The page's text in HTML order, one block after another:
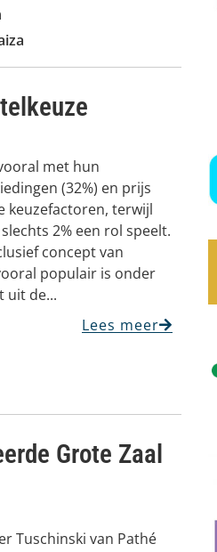
met hun
(32%) en prijs
keuzefactoren, terwijl
2% een rol speelt.
concept van
populair is onder
uit de...
Lees meer
Grote Zaal
Tuschinski van Pathé